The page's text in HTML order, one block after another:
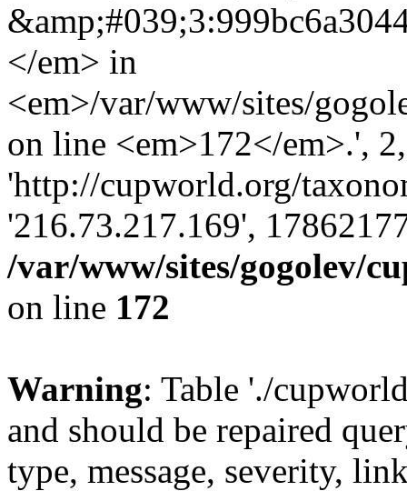
</em> in
<em>/var/www/sites/
on line <em>172</em>.',
'http://cupworld.org/
'216.73.217.169',
/var/www/sites/gogolev/
on line 172
Warning: Table './
and should be repaired
type, message, severity,